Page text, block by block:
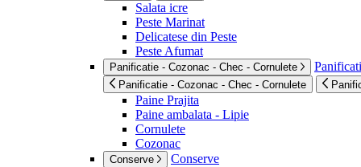
Salata icre
Peste Marinat
Delicatese din Peste
Peste Afumat
Panificatie - Cozonac - Chec - Cornulete
Panificatie - Cozonac - Chec - Cornulete
Paine Prajita
Paine ambalata - Lipie
Cornulete
Cozonac
Conserve Conserve